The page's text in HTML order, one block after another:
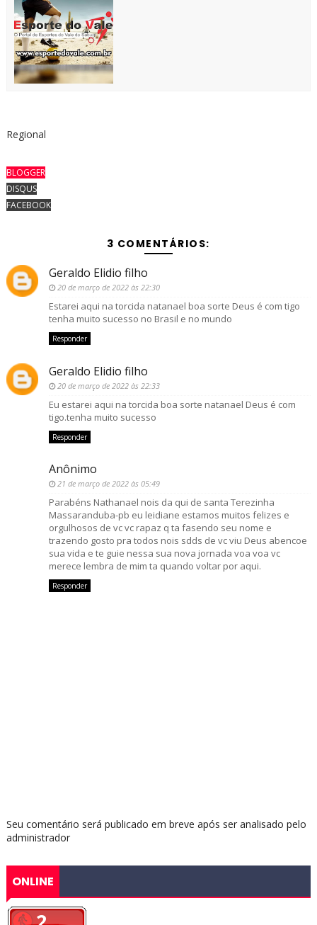
Regional
BLOGGER
DISQUS
FACEBOOK
3 COMENTÁRIOS:
Geraldo Elidio filho
20 de março de 2022 às 22:30
Estarei aqui na torcida natanael boa sorte Deus é com tigo
tenha muito sucesso no Brasil e no mundo
Responder
Geraldo Elidio filho
20 de março de 2022 às 22:33
Eu estarei aqui na torcida boa sorte natanael Deus é com
tigo.tenha muito sucesso
Responder
Anônimo
21 de março de 2022 às 05:49
Parabéns Nathanael nois da qui de santa Terezinha
Massaranduba-pb eu leidiane estamos muitos felizes e
orgulhosos de vc vc rapaz q ta fasendo seu nome e
trazendo gosto pra todos nois sdds de vc viu Deus abencoe
sua vida e te guie nessa sua nova jornada voa voa vc
merece lembra de mim ta quando voltar por aqui.
Responder
Seu comentário será publicado em breve após ser analisado pelo
administrador
ONLINE